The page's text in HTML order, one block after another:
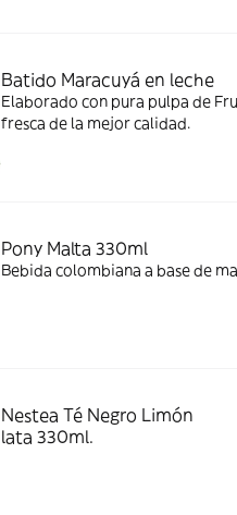
Batido Maracuyá en leche
Elaborado con pura pulpa de
fresca de la mejor calidad.
Pony Malta 330ml
Bebida colombiana a base de
Nestea Té Negro Limón
lata 330ml.